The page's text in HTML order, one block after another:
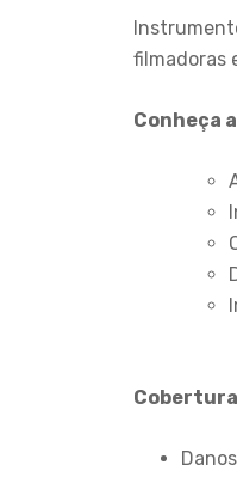
filmadoras
Conheça